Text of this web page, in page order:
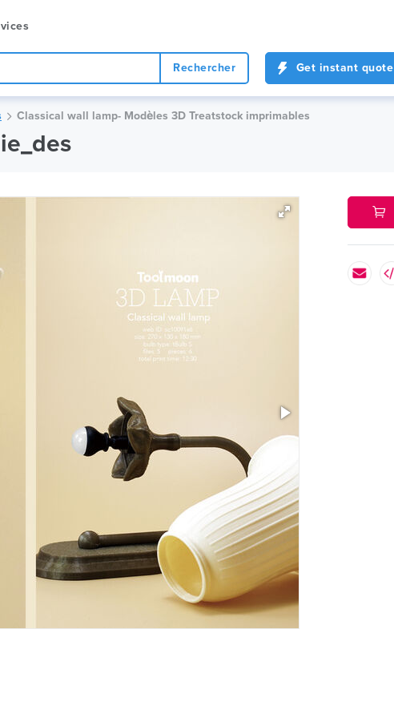
Rechercher Get instant quote
Classical wall lamp- Modèles 3D Treatstock imprimables